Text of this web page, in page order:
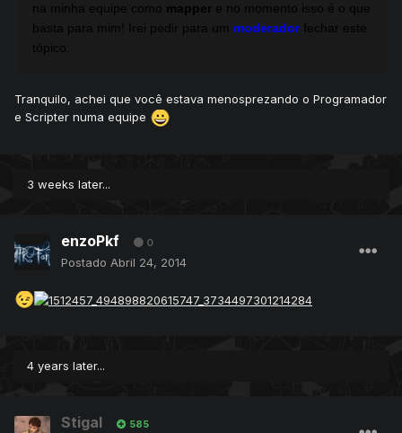
na minha equipe como mapper e no momento isso é o que
basta para mim! Irei pedir para um moderadorfechar este
tópico.
Tranquilo, achei que você estava menosprezando o Programador
e Scripter numa equipe
3 weeks later...
enzoPkf 0
Postado Abril 24, 2014
4 years later...
Stigal 585